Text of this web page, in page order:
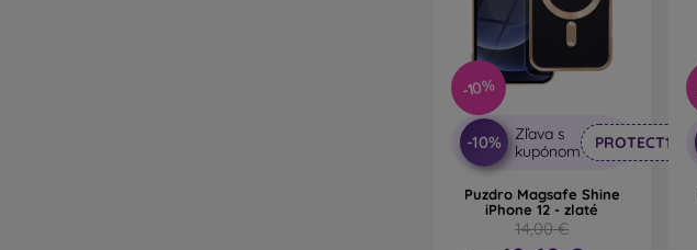
-10%
-10%
Zľava s
kupónom
PROTECT10
Puzdro Magsafe Shine
iPhone 12 - zlaté
14,00 €